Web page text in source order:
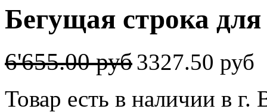
Бегущая строка
6'655.00 руб3327.50 руб
Товар есть в наличии в г.